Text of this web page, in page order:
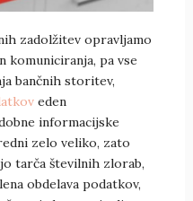
zadolžitev opravljamo
komuniciranja, pa vse
bančnih storitev,
eden
informacijske
zelo veliko, zato
tarča številnih zlorab,
obdelava podatkov,